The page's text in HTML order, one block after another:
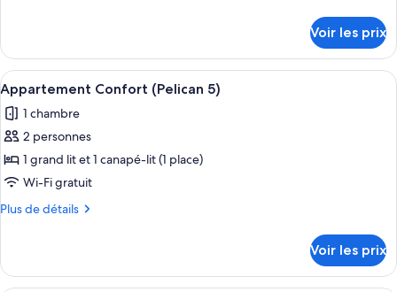
Appartement
Confort
(Pelican
3)
le
type
de
chambre
Appartement
Confort
3)
Voir les prix
Afficher
toutes
les
photos
pour
ce
type
Appartement
Confort
Une chambre d’hôtel avec un
9
Appartement Confort (Pelican 5)
1 chambre
2 personnes
1 grand lit et 1 canapé-lit (1 place)
Wi-Fi gratuit
Plus de détails
Plus
le
type
Voir les prix